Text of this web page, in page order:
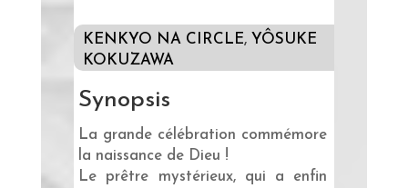
KENKYO NA CIRCLE, YÔSUKE
KOKUZAWA
Synopsis
La grande célébration commémore
la naissance de Dieu !
Le prêtre mystérieux, qui a enfin